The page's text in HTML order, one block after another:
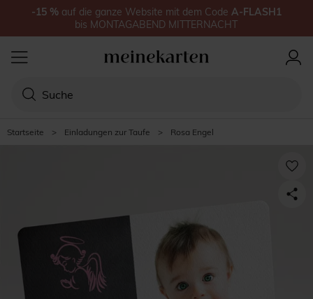
Startseite > Einladungen zur Taufe > Rosa Engel
-15 % auf die ganze Website mit dem Code A-FLASH1
bis MONTAGABEND MITTERNACHT